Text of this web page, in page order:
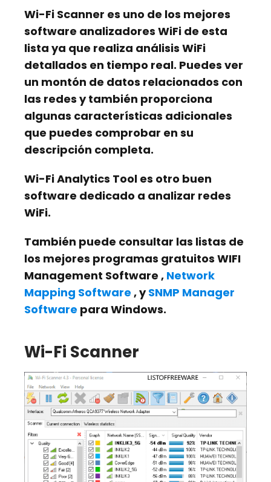
Wi-Fi Scanner es uno de los mejores
software analizadores WiFi de esta
lista ya que realiza análisis WiFi
detallados en tiempo real. Puedes ver
un montón de datos relacionados con
las redes y también proporciona
algunas características adicionales
que puedes comprobar en su
descripción completa.
Wi-Fi Analytics Tool es otro buen
software dedicado a analizar redes
WiFi.
También puede consultar las listas de
los mejores programas gratuitos WIFI
Management Software , Network
Mapping Software , ySNMP Manager
Software para Windows.
Wi-Fi Scanner